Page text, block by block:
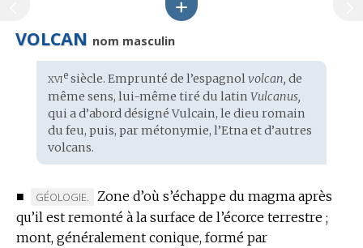
VOLCAN nom masculin
Étymologie
:
xviesiècle. Emprunté de l’espagnolvolcan, de
même sens, lui-même tiré du latin Vulcanus,
qui a d’abord désigné Vulcain, le dieu romain
du feu, puis, par métonymie, l’Etna et d’autres
volcans.
■
MARQUE
DE
DOMAINE
GÉOLOGIE.
Zone d’où s’échappe du magma après
qu’il est remonté à la surface de l’écorce terrestre ;
mont, généralement conique, formé par